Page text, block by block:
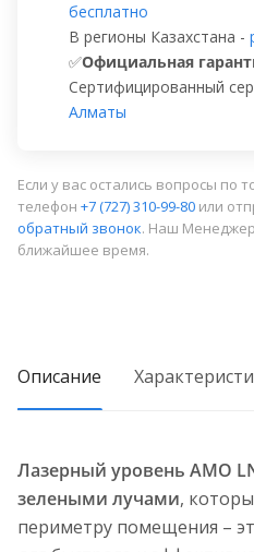
бесплатно
В регионы Казахстана -
✅Официальная
Сертифицированный
Алматы
Если у вас остались вопросы по
телефон +7 (727) 310-99-80 или
обратный звонок. Наш
ближайшее время.
Описание
Лазерный уровень AMO
зелеными лучами,
периметру помещения –